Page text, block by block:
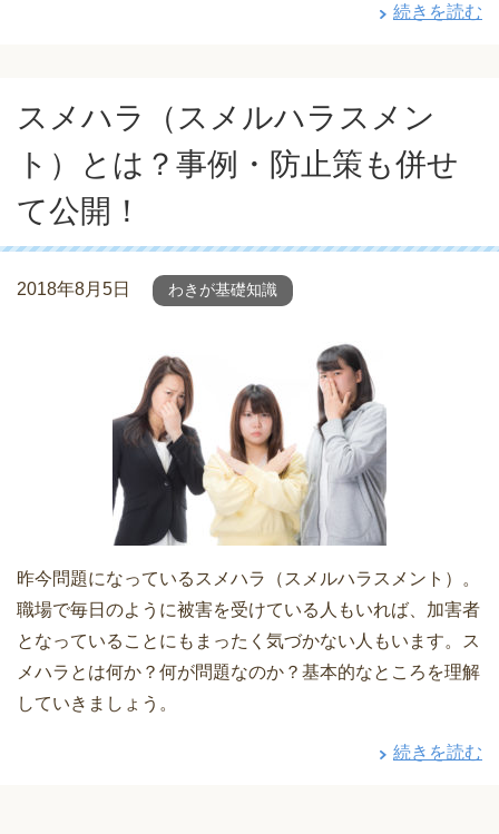
続きを読む
スメハラ（スメルハラスメン
ト）とは？事例・防止策も併せ
て公開！
2018年8月5日 わきが基礎知識
昨今問題になっているスメハラ（スメルハラスメント）。
職場で毎日のように被害を受けている人もいれば、加害者
となっていることにもまったく気づかない人もいます。ス
メハラとは何か？何が問題なのか？基本的なところを理解
していきましょう。
続きを読む